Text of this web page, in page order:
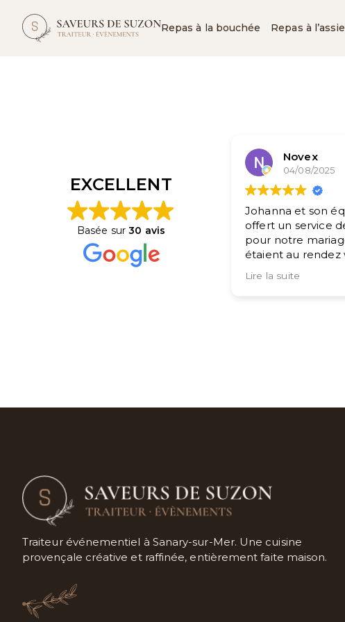
Repas à la bouchée Repas à
EXCELLENT
Basée sur30 avis
Novex
04/08/2025
Johanna et son
offert un service
pour notre
étaient au rendez
excellent, nos
encore.
Lire la suite
Traiteur événementiel à Sanary-sur-Mer. Une cuisine
provençale créative et raffinée, entièrement faite maison.